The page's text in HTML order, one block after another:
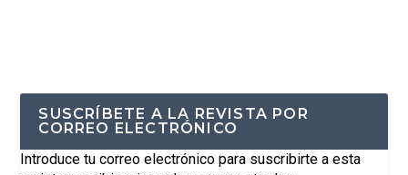
SUSCRÍBETE A LA REVISTA POR
CORREO ELECTRÓNICO
Introduce tu correo electrónico para suscribirte a esta